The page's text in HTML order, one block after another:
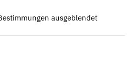
ausgeblendet